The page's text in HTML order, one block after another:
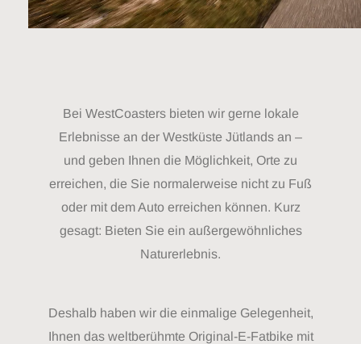
Bei WestCoasters bieten wir gerne lokale
Erlebnisse an der Westküste Jütlands an –
und geben Ihnen die Möglichkeit, Orte zu
erreichen, die Sie normalerweise nicht zu Fuß
oder mit dem Auto erreichen können. Kurz
gesagt: Bieten Sie ein außergewöhnliches
Naturerlebnis.
Deshalb haben wir die einmalige Gelegenheit,
Ihnen das weltberühmte Original-E-Fatbike mit